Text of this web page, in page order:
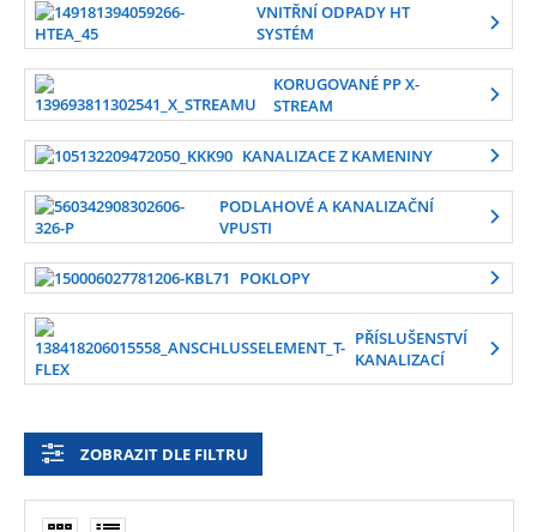
VNITŘNÍ ODPADY HT
SYSTÉM
KORUGOVANÉ PP X-
STREAM
KANALIZACE Z KAMENINY
PODLAHOVÉ A KANALIZAČNÍ
VPUSTI
POKLOPY
PŘÍSLUŠENSTVÍ
KANALIZACÍ
ZOBRAZIT DLE FILTRU